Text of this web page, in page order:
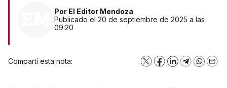
Por El Editor Mendoza
Publicado el 20 de septiembre de 2025 a las
09:20
Compartí esta nota: X Facebook
LinkedInTelegram